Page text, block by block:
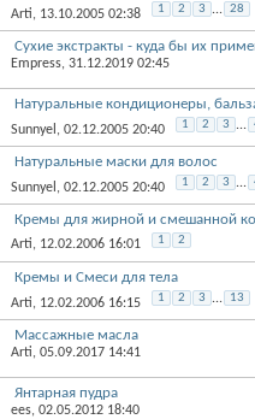
Arti, 13.10.2005 02:38 1 2 3 ... 28
Сухие экстракты - куда бы их
Empress, 31.12.2019 02:45
Натуральные кондиционеры,
Sunnyel , 02.12.2005 20:40 1 2 3 ...
Натуральные маски для волос
Sunnyel , 02.12.2005 20:40 1 2 3 ...
Кремы для жирной и смешанной
Arti, 12.02.2006 16:01 1 2
Кремы и Смеси для тела
Arti, 12.02.2006 16:15 1 2 3 ... 13
Массажные масла
Arti, 05.09.2017 14:41
Янтарная пудра
ees, 02.05.2012 18:40